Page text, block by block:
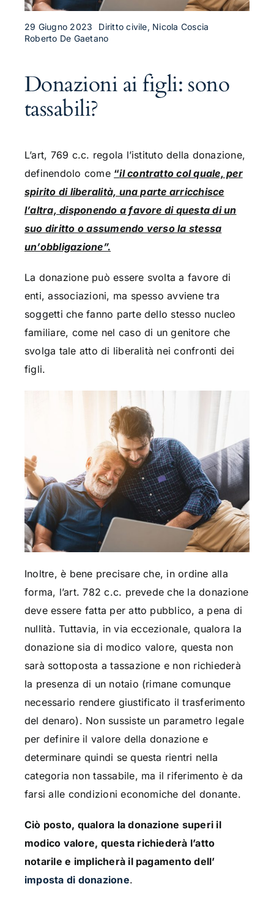
29 Giugno 2023
Diritto civile, Nicola Coscia
Roberto De Gaetano
Donazioni ai figli: sono
tassabili?
L’art, 769 c.c. regola l’istituto della donazione,
definendolo come “il contratto col quale, per
spirito di liberalità, una parte arricchisce
l’altra, disponendo a favore di questa di un
suo diritto o assumendo verso la stessa
un’obbligazione”.
La donazione può essere svolta a favore di
enti, associazioni, ma spesso avviene tra
soggetti che fanno parte dello stesso nucleo
familiare, come nel caso di un genitore che
svolga tale atto di liberalità nei confronti dei
figli.
Inoltre, è bene precisare che, in ordine alla
forma, l’art. 782 c.c. prevede che la donazione
deve essere fatta per atto pubblico, a pena di
nullità. Tuttavia, in via eccezionale, qualora la
donazione sia di modico valore, questa non
sarà sottoposta a tassazione e non richiederà
la presenza di un notaio (rimane comunque
necessario rendere giustificato il trasferimento
del denaro). Non sussiste un parametro legale
per definire il valore della donazione e
determinare quindi se questa rientri nella
categoria non tassabile, ma il riferimento è da
farsi alle condizioni economiche del donante.
Ciò posto, qualora la donazione superi il
modico valore, questa richiederà l’atto
notarile e implicherà il pagamento dell’
imposta di donazione.